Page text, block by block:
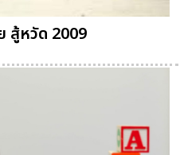
สู้หวัด 2009